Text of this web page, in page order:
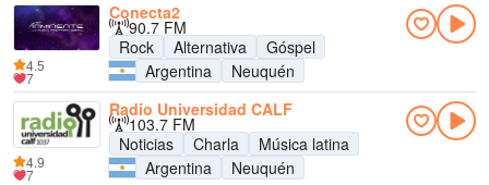
Conecta2
90.7 FM
Rock
Alternativa
Góspel
Argentina
Neuquén
4.5
7
Radio Universidad CALF
103.7 FM
Noticias
Charla
Música latina
Argentina
Neuquén
4.9
7